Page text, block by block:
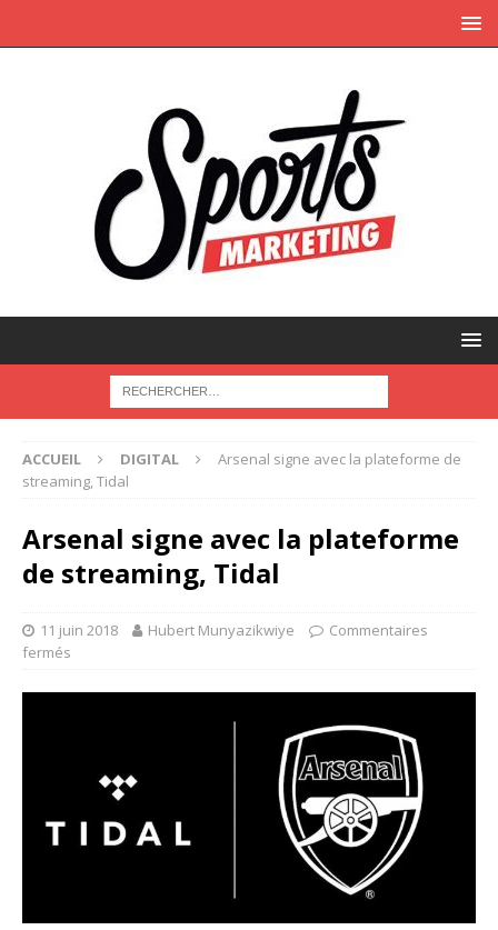
ACCUEIL DIGITAL
Arsenal signe avec la plateforme de
streaming, Tidal
Arsenal signe avec la plateforme
de streaming, Tidal
11 juin 2018 Hubert Munyazikwiye
Commentaires
fermés